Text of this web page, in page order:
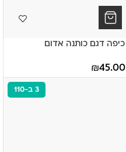
כיפה דגם כותנה אדום
45.00
₪
3 ב-110